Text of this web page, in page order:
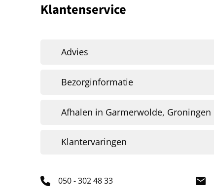
Klantenservice
Advies
Bezorginformatie
Afhalen in Garmerwolde, Groningen
Klantervaringen
050 - 302 48 33